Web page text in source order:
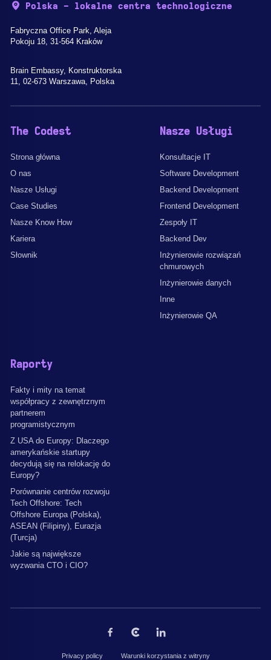
Polska - lokalne centra technologiczne
Fabryczna Office Park, Aleja
Pokoju 18, 31-564 Kraków
Brain Embassy, Konstruktorska
11, 02-673 Warszawa, Polska
The Codest
Strona główna
O nas
Nasze Usługi
Case Studies
Nasze Know How
Kariera
Słownik
Nasze Usługi
Konsultacje IT
Software Development
Backend Development
Frontend Development
Zespoły IT
Backend Dev
Inżynierowie rozwiązań
chmurowych
Inżynierowie danych
Inne
Inżynierowie QA
Raporty
Fakty i mity na temat
współpracy z zewnętrznym
partnerem
programistycznym
Z USA do Europy: Dlaczego
amerykańskie startupy
decydują się na relokację do
Europy?
Porównanie centrów rozwoju
Tech Offshore: Tech
Offshore Europa (Polska),
ASEAN (Filipiny), Eurazja
(Turcja)
Jakie są największe
wyzwania CTO i CIO?
Privacy policy Warunki korzystania z witryny